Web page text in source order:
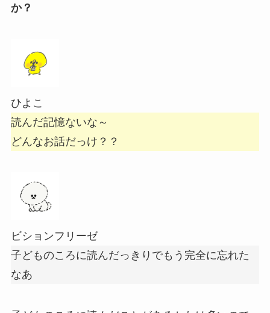
か？
ひよこ
読んだ記憶ないな～
どんなお話だっけ？？
ビションフリーゼ
子どものころに読んだっきりでもう完全に忘れた
なあ